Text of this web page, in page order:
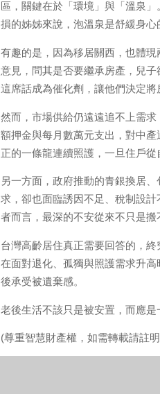
區，關鍵在於「環境」與「溫泉
損的姊姊來說，泡溫泉是舒緩身心
有趣的是，因為移居關西，也體
意見，問其是否要繼承房產，兒
這席話成為催化劑，讓他們決定
然而，市場供給仍遠遠追不上需
額押金與每月數萬元支出，對中
正的一條龍連續照護，一旦住戶
另一方面，政府推動的青銀換居
求，卻也面臨誘因不足、稅制設
者而言，最深的不安從來不只是
台灣高齡居住真正需要回答的，
在面對退化、孤獨與照護需求升
後承受被遺棄感。
老後生活不該只是被安置，而應
(尊重智慧財產權，如需轉載請註